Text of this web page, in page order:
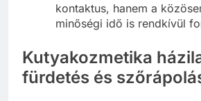
kontaktus, hanem a
minőségi idő is rendkívül
Kutyakozmetika
fürdetés és